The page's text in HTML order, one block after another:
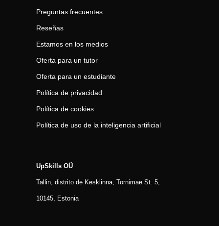
Preguntas frecuentes
Reseñas
Estamos en los medios
Oferta para un tutor
Oferta para un estudiante
Política de privacidad
Política de cookies
Política de uso de la inteligencia artificial
UpSkills OÜ
Tallin, distrito de Kesklinna, Tornimаe St. 5,
10145, Estonia